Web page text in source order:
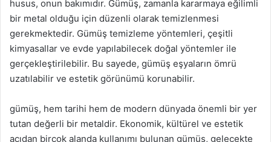
husus, onun bakımıdır. Gümüş, zamanla kararmaya eğilimli
bir metal olduğu için düzenli olarak temizlenmesi
gerekmektedir. Gümüş temizleme yöntemleri, çeşitli
kimyasallar ve evde yapılabilecek doğal yöntemler ile
gerçekleştirilebilir. Bu sayede, gümüş eşyaların ömrü
uzatılabilir ve estetik görünümü korunabilir.
gümüş, hem tarihi hem de modern dünyada önemli bir yer
tutan değerli bir metaldir. Ekonomik, kültürel ve estetik
açıdan birçok alanda kullanımı bulunan gümüş, gelecekte